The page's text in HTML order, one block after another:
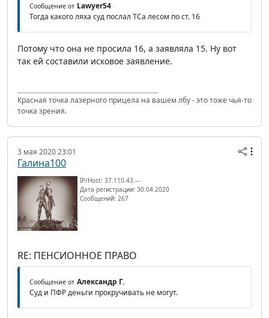
Сообщение от Lawyer54
Тогда какого ляха суд послал ТСа лесом по ст. 16
Потому что она не просила 16, а заявляла 15. Ну вот
так ей составили исковое заявление.
Красная точка лазерного прицела на вашем лбу - это тоже чья-то
точка зрения.
3 мая 2020 23:01
Галина100
IP/Host: 37.110.43.---
Дата регистрации: 30.04.2020
Сообщений: 267
RE: ПЕНСИОННОЕ ПРАВО
Сообщение от Александр Г.
Суд и ПФР деньги прокручивать не могут.